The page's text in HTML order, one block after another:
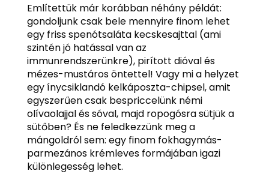
Említettük már korábban néhány példát:
gondoljunk csak bele mennyire finom lehet
egy friss spenótsaláta kecskesajttal (ami
szintén jó hatással van az
immunrendszerünkre), pirított dióval és
mézes-mustáros öntettel! Vagy mi a helyzet
egy ínycsiklandó kelkáposzta-chipsel, amit
egyszerűen csak bespriccelünk némi
olívaolajjal és sóval, majd ropogósra sütjük a
sütőben? És ne feledkezzünk meg a
mángoldról sem: egy finom fokhagymás-
parmezános krémleves formájában igazi
különlegesség lehet.